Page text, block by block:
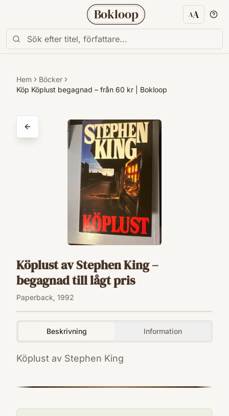
Bokloop AA
Hem
Böcker
Köp Köplust begagnad – från 60 kr | Bokloop
Köplust av Stephen King –
begagnad till lågt pris
Paperback, 1992
Beskrivning Information
Köplust av Stephen King
9789171330604